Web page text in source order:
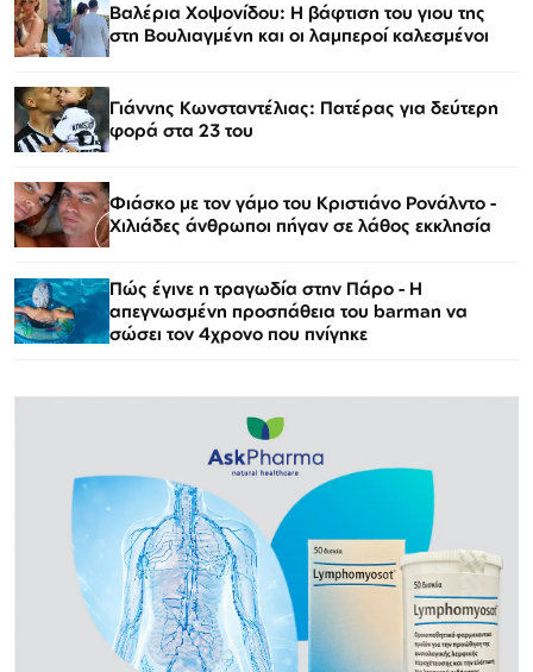
Βαλέρια Χοψονίδου: Η βάφτιση του γιου της
στη Βουλιαγμένη και οι λαμπεροί καλεσμένοι
Γιάννης Κωνσταντέλιας: Πατέρας για δεύτερη
φορά στα 23 του
Φιάσκο με τον γάμο του Κριστιάνο Ρονάλντο -
Χιλιάδες άνθρωποι πήγαν σε λάθος εκκλησία
Πώς έγινε η τραγωδία στην Πάρο - Η
απεγνωσμένη προσπάθεια του barman να
σώσει τον 4χρονο που πνίγηκε